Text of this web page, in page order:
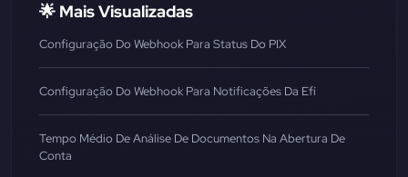
🌟 Mais Visualizadas
Configuração Do Webhook Para Status Do PIX
Configuração Do Webhook Para Notificações Da Efí
Tempo Médio De Análise De Documentos Na Abertura De
Conta